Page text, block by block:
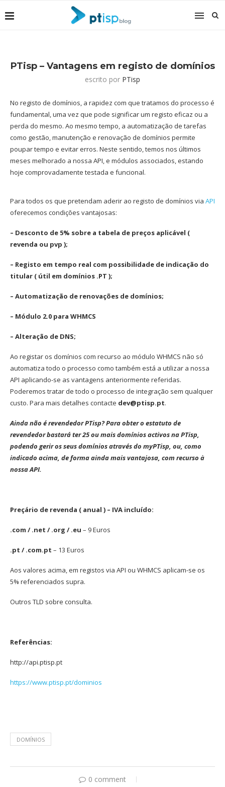
PTisp – Vantagens em registo de domínios
escrito por PTisp
No registo de domínios, a rapidez com que tratamos do processo é
fundamental, uma vez que pode significar um registo eficaz ou a
perda do mesmo. Ao mesmo tempo, a automatização de tarefas
como gestão, manutenção e renovação de domínios permite
poupar tempo e evitar erros. Neste sentido, temos nos últimos
meses melhorado a nossa API, e módulos associados, estando
hoje comprovadamente testada e funcional.
Para todos os que pretendam aderir ao registo de domínios via API
oferecemos condições vantajosas:
– Desconto de 5% sobre a tabela de preços aplicável (
revenda ou pvp );
– Registo em tempo real com possibilidade de indicação do
titular ( útil em domínios .PT );
– Automatização de renovações de domínios;
– Módulo 2.0 para WHMCS
– Alteração de DNS;
Ao registar os domínios com recurso ao módulo WHMCS não só
automatiza todo o processo como também está a utilizar a nossa
API aplicando-se as vantagens anteriormente referidas.
Poderemos tratar de todo o processo de integração sem qualquer
custo. Para mais detalhes contacte dev@ptisp.pt.
Ainda não é revendedor PTisp? Para obter o estatuto de
revendedor bastará ter 25 ou mais domínios activos na PTisp,
podendo gerir os seus domínios através do myPTisp, ou, como
indicado acima, de forma ainda mais vantajosa, com recurso à
nossa API.
Preçário de revenda ( anual ) – IVA incluído:
.com / .net / .org / .eu – 9 Euros
.pt / .com.pt – 13 Euros
Aos valores acima, em registos via API ou WHMCS aplicam-se os
5% referenciados supra.
Outros TLD sobre consulta.
Referências:
http://api.ptisp.pt
https://www.ptisp.pt/dominios
DOMÍNIOS
0 comment